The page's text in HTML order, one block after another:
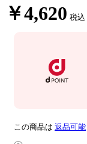
￥4,620 税込
この商品は 返品可能